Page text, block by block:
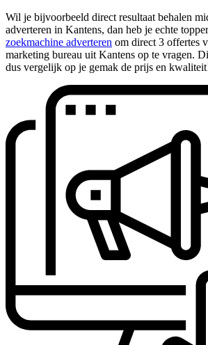
Wil je bijvoorbeeld direct resultaat behalen
adverteren in Kantens, dan heb je echte
zoekmachine adverteren om direct 3 offertes
marketing bureau uit Kantens op te vragen.
dus vergelijk op je gemak de prijs en